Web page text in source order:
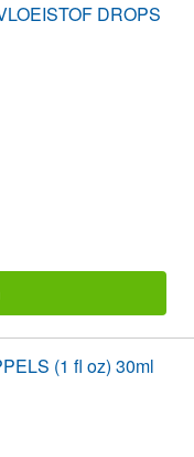
DROPS
(1 fl oz) 30ml